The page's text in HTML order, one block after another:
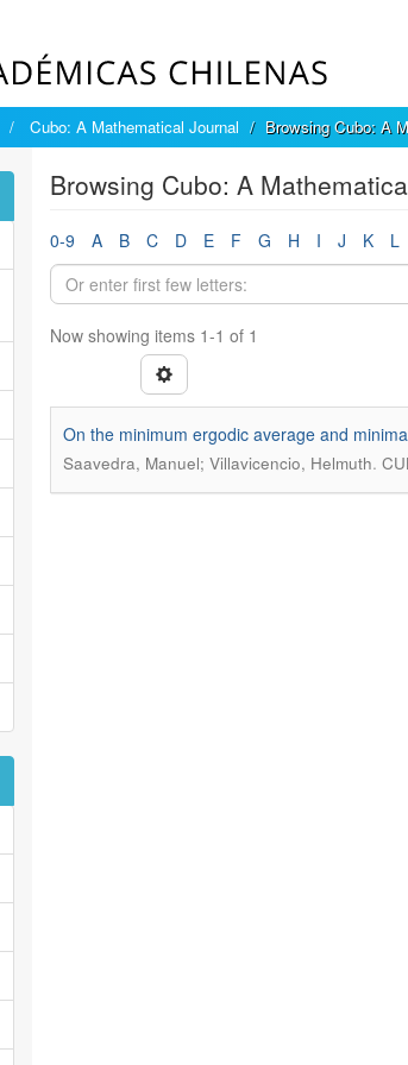
Cubo: A Mathematical Journal Browsing Cubo: A
Browsing Cubo: A
0-9 A B C D E F G H I J K L
Now showing items 1-1 of 1
On the minimum ergodic average and
Saavedra, Manuel; Villavicencio, Helmuth.